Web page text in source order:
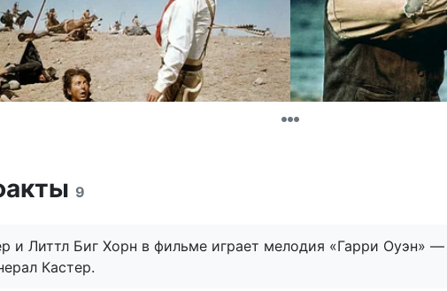
9
и Литтл Биг Хорн в фильме играет мелодия «Гарри Оуэн»
Кастер.